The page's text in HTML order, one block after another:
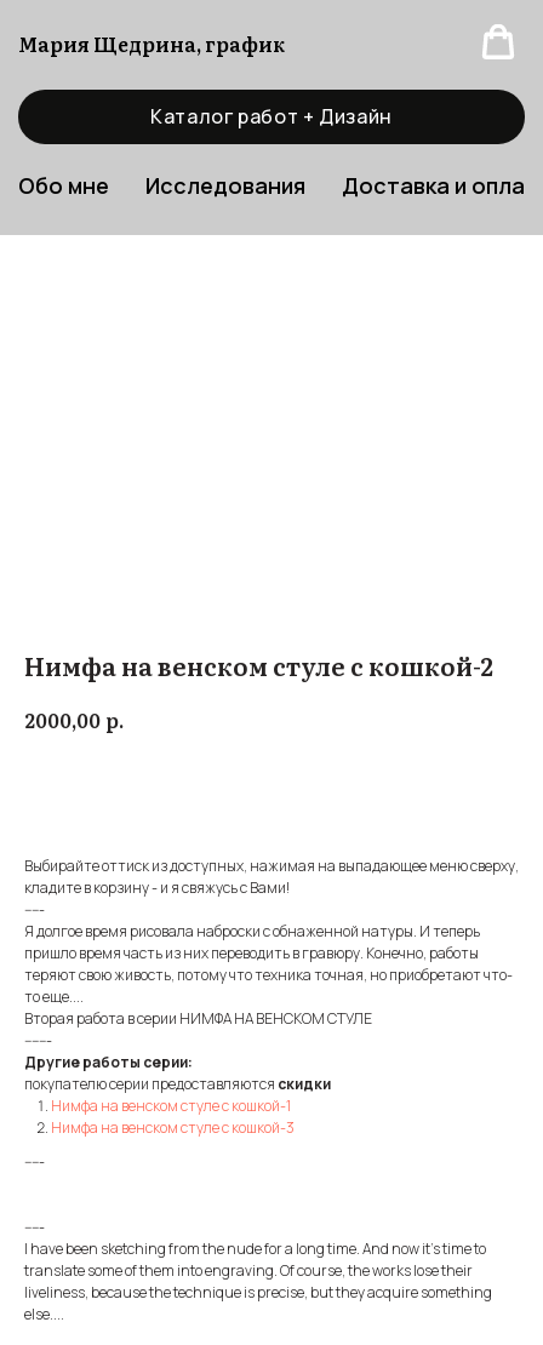
Мария Щедрина, график
Каталог работ + Дизайн
Обо мне Исследования Доставка и
Нимфа на венском стуле с кошкой-2
2000,00 р.
Выбирайте оттиск из доступных, нажимая на выпадающее меню сверху,
кладите в корзину - и я свяжусь с Вами!
-----
Я долгое время рисовала наброски с обнаженной натуры. И теперь
пришло время часть из них переводить в гравюру. Конечно, работы
теряют свою живость, потому что техника точная, но приобретают что-
то еще....
Вторая работа в серии НИМФА НА ВЕНСКОМ СТУЛЕ
-------
Другие работы серии:
покупателю серии предоставляются скидки
Нимфа на венском стуле с кошкой-1
Нимфа на венском стуле с кошкой-3
-----
-----
I have been sketching from the nude for a long time. And now it's time to
translate some of them into engraving. Of course, the works lose their
liveliness, because the technique is precise, but they acquire something
else....